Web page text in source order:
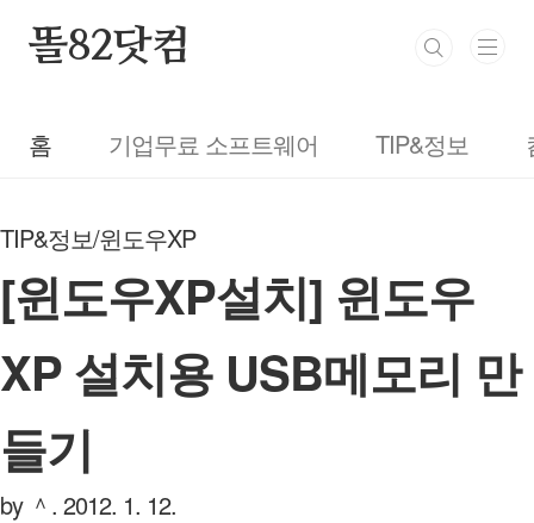
똘82닷컴
홈 기업무료 소프트웨어 TIP&정보
TIP&정보/윈도우XP
[윈도우XP설치] 윈도우
XP 설치용 USB메모리 만
들기
by ＾. 2012. 1. 12.